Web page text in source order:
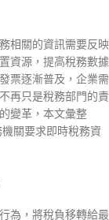
相關的資訊需要反映
資源，提高稅務數據
票逐漸普及，企業需
再只是稅務部門的責
變革，本文彙整
關要求即時稅務資
為，將稅負移轉給最